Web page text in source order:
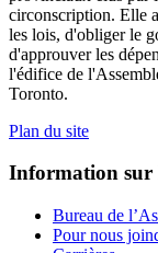
circonscription. Elle
les lois, d'obliger le
d'approuver les
l'édifice de
Toronto.
Plan du site
Information sur
Bureau de
Pour nous